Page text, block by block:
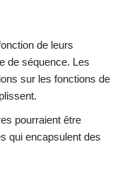
de leurs
de séquence. Les
sur les fonctions de
pourraient être
qui encapsulent des